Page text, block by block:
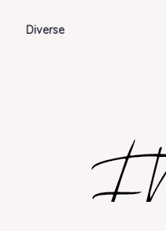
Diverse